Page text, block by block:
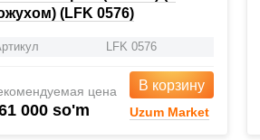
(LFK 0576)
LFK 0576
цена
000 so'm
В корзину
Uzum Market